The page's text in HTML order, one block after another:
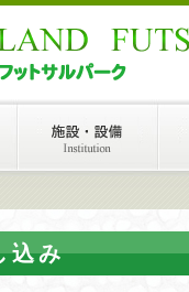
込み